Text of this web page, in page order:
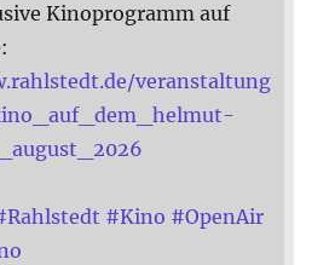
Kinoprogramm auf
:
veranstaltung
Rahlstedt #Kino #OpenAir